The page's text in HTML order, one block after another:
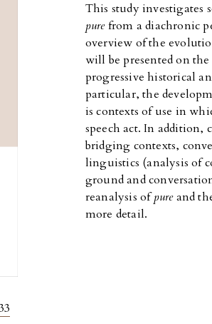
This study investigates
purefrom a diachronic
overview of the
will be presented on
progressive historical
particular, the
is contexts of use in
speech act. In
bridging contexts,
linguistics (analysis of
ground and
reanalysis ofpureand
more detail.